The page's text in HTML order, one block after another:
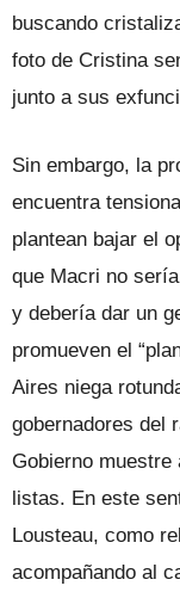
buscando
foto de Cristina
junto a sus
Sin embargo, la
encuentra
plantean bajar el
que Macri no
y debería dar un
promueven el
Aires niega
gobernadores del
Gobierno muestre
listas. En este
Lousteau, como
acompañando al